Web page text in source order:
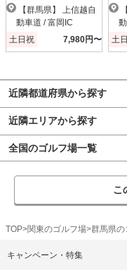
【ＰＧＭ】
動車道 / 富岡IC
土日祝
7,980円〜
【
土
近隣都道府県から探す
近隣エリアから探す
全国のゴルフ場一覧
こ
TOP 関東のゴルフ場 群馬県の
キャンペーン・特集